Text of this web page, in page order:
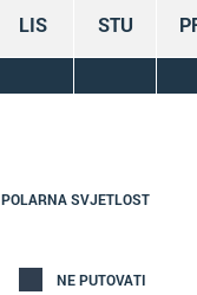
LIS STU
POLARNA SVJETLOST
NE PUTOVATI